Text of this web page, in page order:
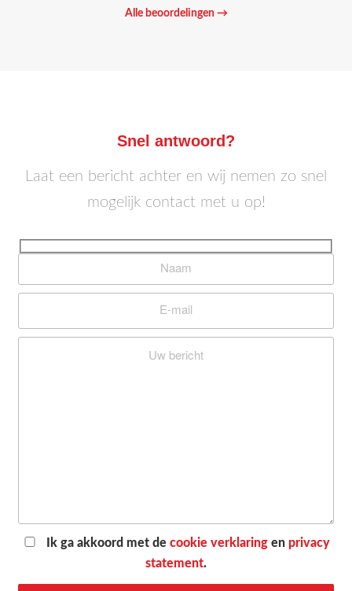
Alle beoordelingen →
Snel antwoord?
Laat een bericht achter en wij nemen zo snel
mogelijk contact met u op!
Ik ga akkoord met decookie verklaring en privacy
statement.